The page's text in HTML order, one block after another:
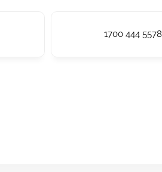
1700 444 5578